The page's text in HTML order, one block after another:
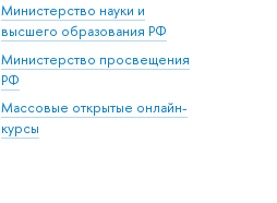
Министерство науки и
высшего образования РФ
Министерство просвещения
РФ
Массовые открытые онлайн-
курсы